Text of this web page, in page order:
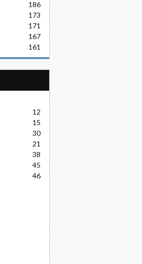
186
173
171
167
161
12
15
30
21
38
45
46